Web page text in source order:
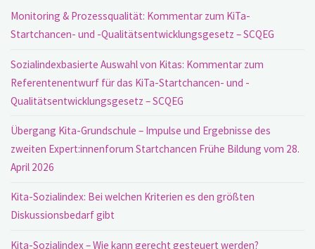
Monitoring & Prozessqualität: Kommentar zum KiTa-
Startchancen- und -Qualitätsentwicklungsgesetz – SCQEG
Sozialindexbasierte Auswahl von Kitas: Kommentar zum
Referentenentwurf für das KiTa-Startchancen- und -
Qualitätsentwicklungsgesetz – SCQEG
Übergang Kita-Grundschule – Impulse und Ergebnisse des
zweiten Expert:innenforum Startchancen Frühe Bildung vom 28.
April 2026
Kita-Sozialindex: Bei welchen Kriterien es den größten
Diskussionsbedarf gibt
Kita-Sozialindex – Wie kann gerecht gesteuert werden?